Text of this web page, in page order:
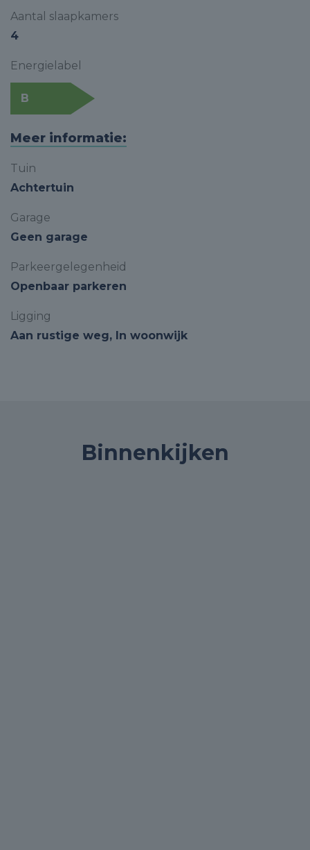
Aantal slaapkamers
4
Energielabel
B
Meer informatie:
Tuin
Achtertuin
Garage
Geen garage
Parkeergelegenheid
Openbaar parkeren
Ligging
Aan rustige weg, In woonwijk
Binnenkijken